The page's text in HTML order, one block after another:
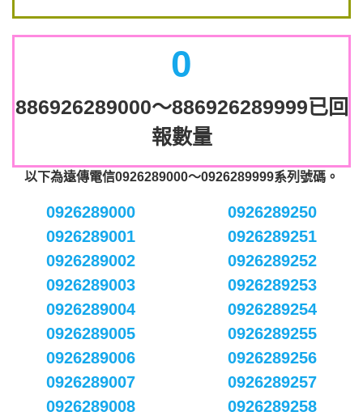
0
886926289000～886926289999已回
報數量
以下為遠傳電信0926289000～0926289999系列號碼。
0926289000
0926289001
0926289002
0926289003
0926289004
0926289005
0926289006
0926289007
0926289008
0926289250
0926289251
0926289252
0926289253
0926289254
0926289255
0926289256
0926289257
0926289258